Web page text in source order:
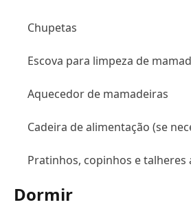
Chupetas
Escova para limpeza de
Aquecedor de mamadeiras
Cadeira de alimentação (se
Pratinhos, copinhos e
Dormir